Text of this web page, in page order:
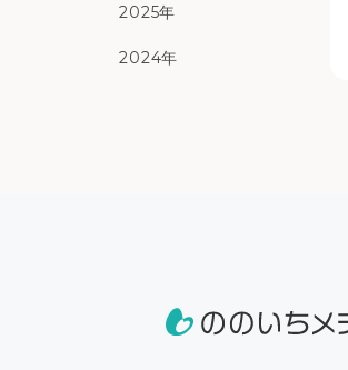
2025年
2024年